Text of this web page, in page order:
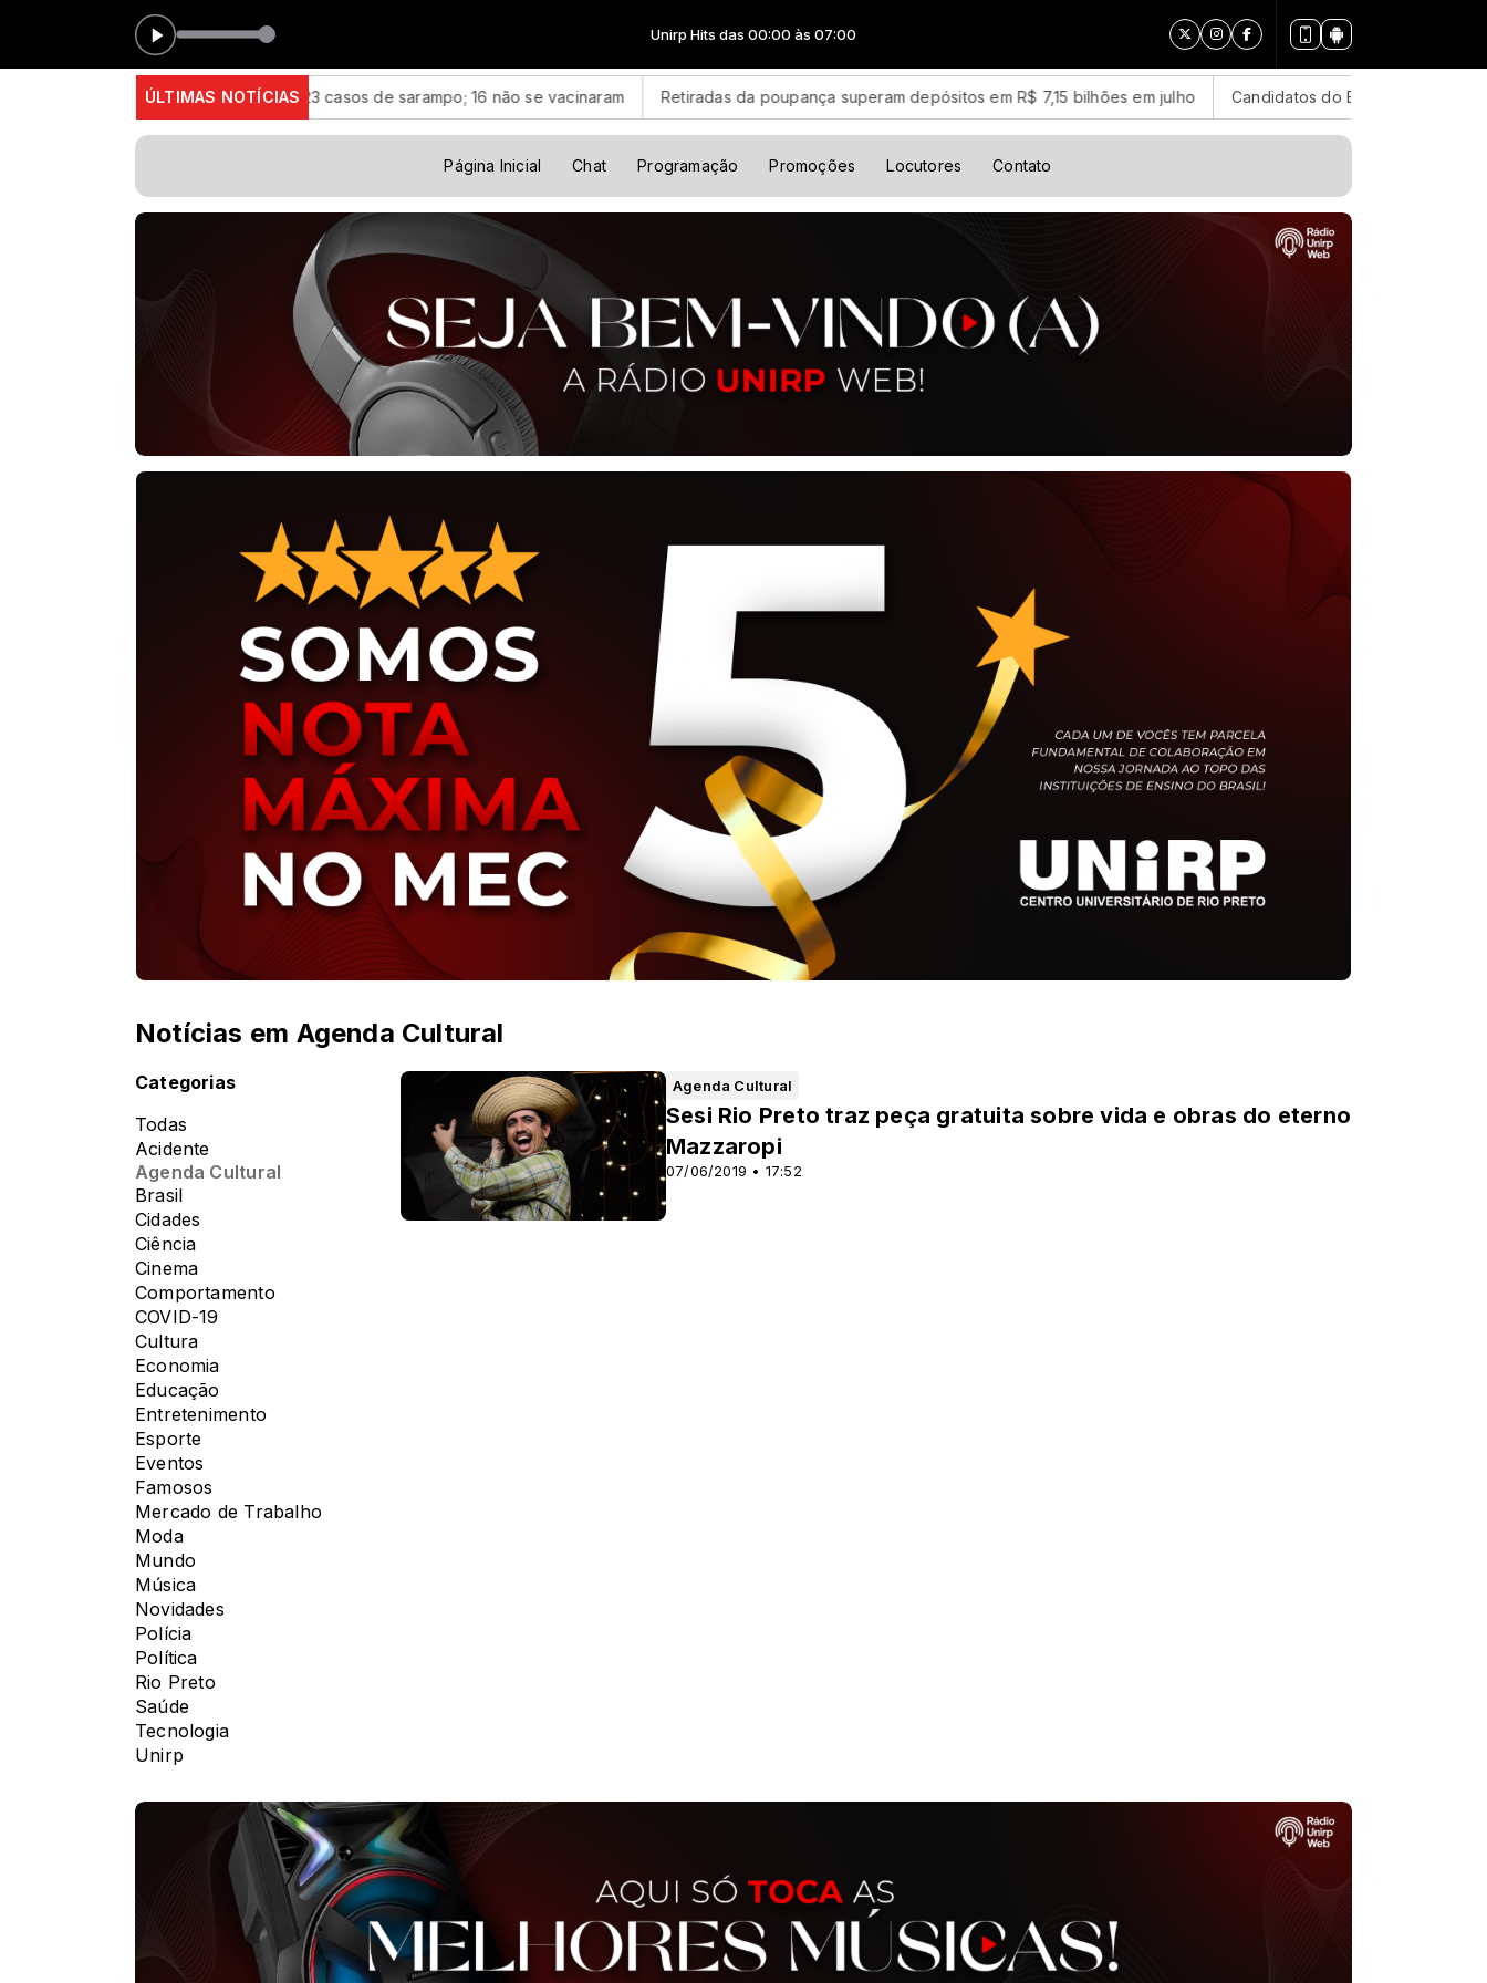
Unirp Hits das 00:00 às 07:00
ÚLTIMAS NOTÍCIAS
Estado de São Paulo confirma 23 casos de sarampo; 16 não se vacinaram Retiradas da poupança superam depósitos em R$ 7,15 bilhões em julho Candidatos do Encceja 2026 podem
Página Inicial Chat Programação Promoções Locutores Contato
Notícias em Agenda Cultural
Categorias
Todas
Acidente
Agenda Cultural
Brasil
Cidades
Ciência
Cinema
Comportamento
COVID-19
Cultura
Economia
Educação
Entretenimento
Esporte
Eventos
Famosos
Mercado de Trabalho
Moda
Mundo
Música
Novidades
Polícia
Política
Rio Preto
Saúde
Tecnologia
Unirp
Agenda Cultural
07/06/2019 • 17:52
Sesi Rio Preto traz peça gratuita sobre vida e obras do eterno
Mazzaropi